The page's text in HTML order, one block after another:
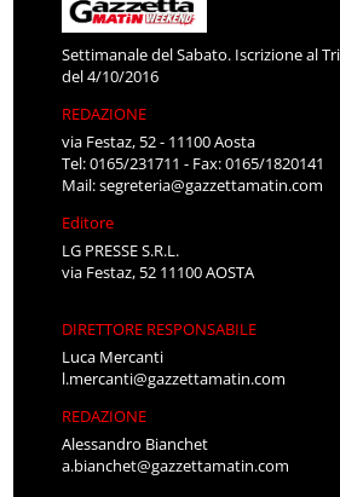
Settimanale del Sabato. Iscrizione al
del 4/10/2016
REDAZIONE
via Festaz, 52 - 11100 Aosta
Tel: 0165/231711 - Fax: 0165/1820141
Mail:segreteria@gazzettamatin.com
Editore
LG PRESSE S.R.L.
via Festaz, 52 11100 AOSTA
DIRETTORE RESPONSABILE
Luca Mercanti
l.mercanti@gazzettamatin.com
REDAZIONE
Alessandro Bianchet
a.bianchet@gazzettamatin.com